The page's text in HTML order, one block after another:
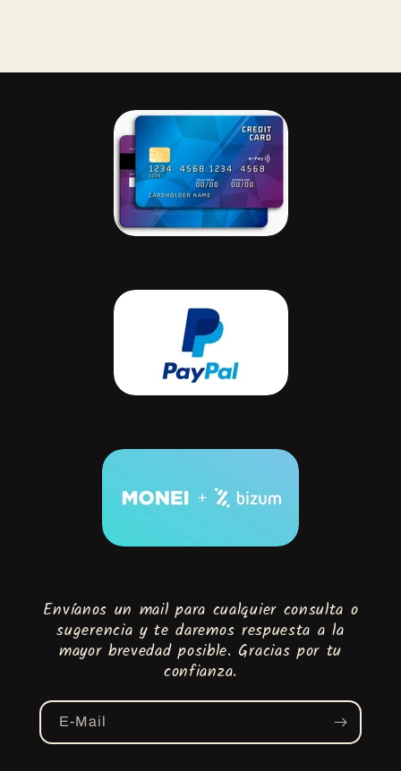
Envíanos un mail para cualquier consulta o
sugerencia y te daremos respuesta a la
mayor brevedad posible. Gracias por tu
confianza.
E-Mail